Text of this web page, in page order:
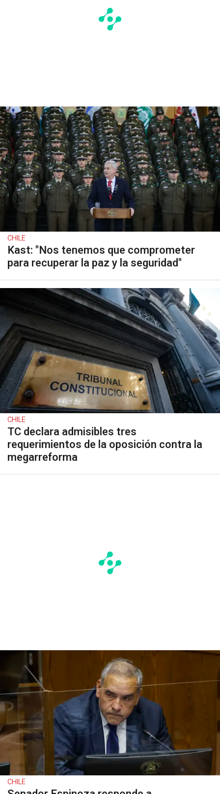
CHILE
Kast: "Nos tenemos que comprometer
para recuperar la paz y la seguridad"
CHILE
TC declara admisibles tres
requerimientos de la oposición contra la
megarreforma
CHILE